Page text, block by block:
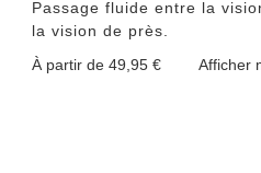
Passage fluide entre la
la vision de près.
À partir de 49,95 €
Afficher